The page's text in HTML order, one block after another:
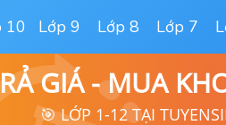
10 Lớp 9 Lớp 8 Lớp 7
GIÁ - MUA
🎯 LỚP 1-12 TẠI